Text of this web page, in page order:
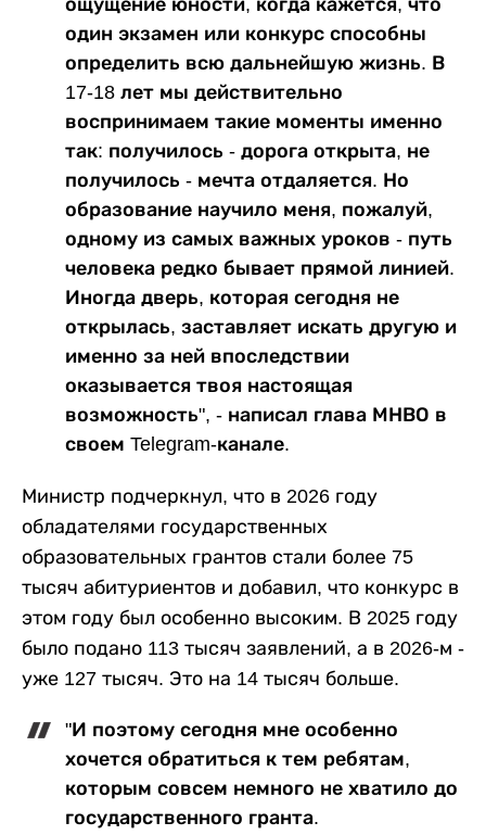
ощущение юности, когда кажется, что
один экзамен или конкурс способны
определить всю дальнейшую жизнь. В
17-18 лет мы действительно
воспринимаем такие моменты именно
так: получилось - дорога открыта, не
получилось - мечта отдаляется. Но
образование научило меня, пожалуй,
одному из самых важных уроков - путь
человека редко бывает прямой линией.
Иногда дверь, которая сегодня не
открылась, заставляет искать другую и
именно за ней впоследствии
оказывается твоя настоящая
возможность", - написал глава МНВО в
своем Telegram-канале.
Министр подчеркнул, что в 2026 году
обладателями государственных
образовательных грантов стали более 75
тысяч абитуриентов и добавил, что конкурс в
этом году был особенно высоким. В 2025 году
было подано 113 тысяч заявлений, а в 2026-м -
уже 127 тысяч. Это на 14 тысяч больше.
"И поэтому сегодня мне особенно
хочется обратиться к тем ребятам,
которым совсем немного не хватило до
государственного гранта.